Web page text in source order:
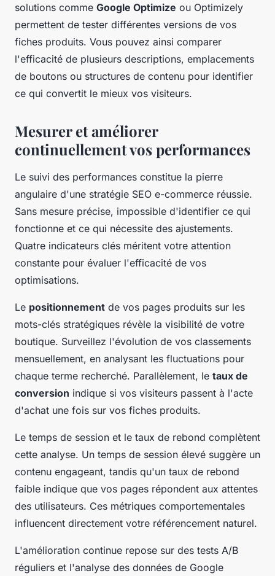
solutions comme Google Optimize ou Optimizely
permettent de tester différentes versions de vos
fiches produits. Vous pouvez ainsi comparer
l'efficacité de plusieurs descriptions, emplacements
de boutons ou structures de contenu pour identifier
ce qui convertit le mieux vos visiteurs.
Mesurer et améliorer
continuellement vos performances
Le suivi des performances constitue la pierre
angulaire d'une stratégie SEO e-commerce réussie.
Sans mesure précise, impossible d'identifier ce qui
fonctionne et ce qui nécessite des ajustements.
Quatre indicateurs clés méritent votre attention
constante pour évaluer l'efficacité de vos
optimisations.
Le positionnement de vos pages produits sur les
mots-clés stratégiques révèle la visibilité de votre
boutique. Surveillez l'évolution de vos classements
mensuellement, en analysant les fluctuations pour
chaque terme recherché. Parallèlement, le taux de
conversion indique si vos visiteurs passent à l'acte
d'achat une fois sur vos fiches produits.
Le temps de session et le taux de rebond complètent
cette analyse. Un temps de session élevé suggère un
contenu engageant, tandis qu'un taux de rebond
faible indique que vos pages répondent aux attentes
des utilisateurs. Ces métriques comportementales
influencent directement votre référencement naturel.
L'amélioration continue repose sur des tests A/B
réguliers et l'analyse des données de Google